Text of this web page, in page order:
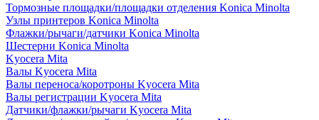
Тормозные площадки/площадки отделения Konica Minolta
Узлы принтеров Konica Minolta
Флажки/рычаги/датчики Konica Minolta
Шестерни Konica Minolta
Kyocera Mita
Валы Kyocera Mita
Валы переноса/коротроны Kyocera Mita
Валы регистрации Kyocera Mita
Датчики/флажки/рычаги Kyocera Mita